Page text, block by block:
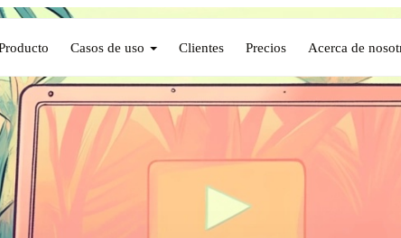
Casos de uso Clientes Precios Acerca de